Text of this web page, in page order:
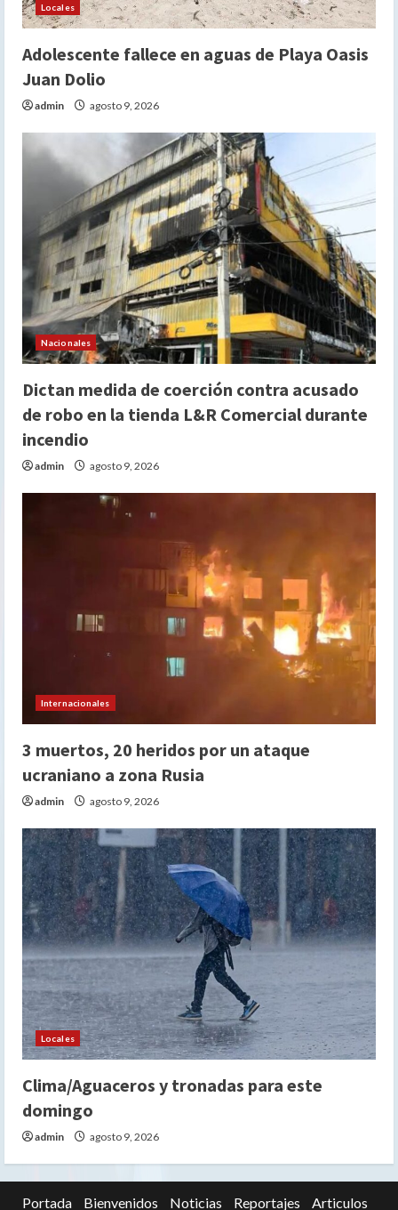
Locales
Adolescente fallece en aguas de Playa Oasis
Juan Dolio
admin agosto 9, 2026
Nacionales
Dictan medida de coerción contra acusado
de robo en la tienda L&R Comercial durante
incendio
admin agosto 9, 2026
Internacionales
3 muertos, 20 heridos por un ataque
ucraniano a zona Rusia
admin agosto 9, 2026
Locales
Clima/Aguaceros y tronadas para este
domingo
admin agosto 9, 2026
Portada Bienvenidos Noticias Reportajes Articulos